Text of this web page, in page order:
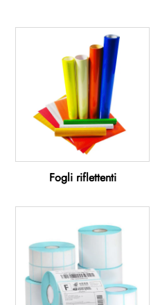
Fogli riflettenti